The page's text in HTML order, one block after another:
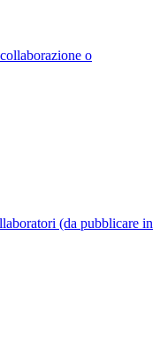
o
(da pubblicare in